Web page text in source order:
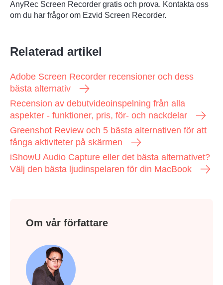
AnyRec Screen Recorder gratis och prova. Kontakta oss
om du har frågor om Ezvid Screen Recorder.
Relaterad artikel
Adobe Screen Recorder recensioner och dess
bästa alternativ
Recension av debutvideoinspelning från alla
aspekter - funktioner, pris, för- och nackdelar
Greenshot Review och 5 bästa alternativen för att
fånga aktiviteter på skärmen
iShowU Audio Capture eller det bästa alternativet?
Välj den bästa ljudinspelaren för din MacBook
Om vår författare